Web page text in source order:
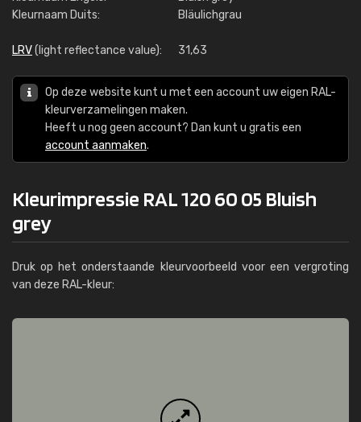
Kleurnaam Duits:
Bläulichgrau
LRV(light reflectance value): 31,63
Op deze website kunt u met een account uw eigen RAL-
kleurverzamelingen maken.
Heeft u nog geen account? Dan kunt u gratis een
account aanmaken.
Kleurimpressie RAL 120 60 05 Bluish
grey
Druk op het onderstaande kleurvoorbeeld voor een vergroting
van deze RAL-kleur: